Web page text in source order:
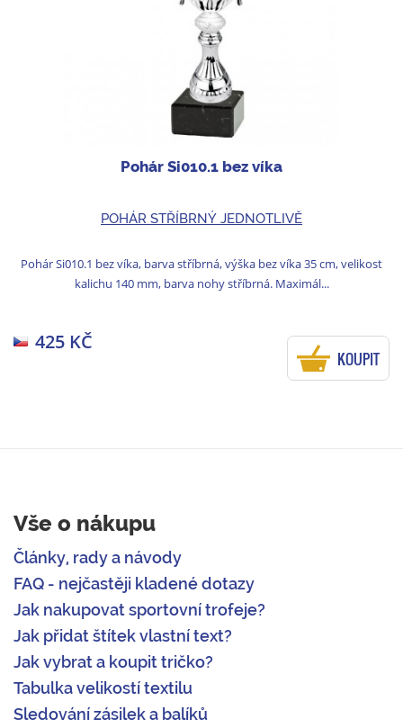
Pohár Si010.1 bez víka
POHÁR STŘÍBRNÝ JEDNOTLIVĚ
Pohár Si010.1 bez víka, barva stříbrná, výška bez víka 35 cm, velikost
kalichu 140 mm, barva nohy stříbrná. Maximál...
425 KČ
KOUPIT
Vše o nákupu
Články, rady a návody
FAQ - nejčastěji kladené dotazy
Jak nakupovat sportovní trofeje?
Jak přidat štítek vlastní text?
Jak vybrat a koupit tričko?
Tabulka velikostí textilu
Sledování zásilek a balíků